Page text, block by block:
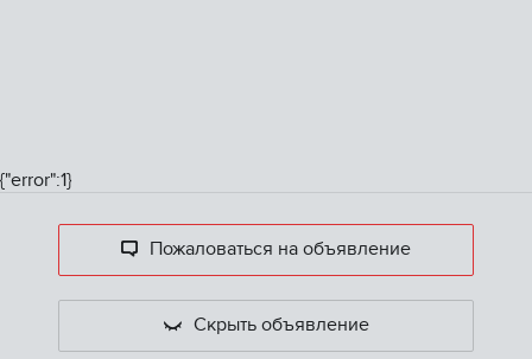
{"error":1}
Пожаловаться на объявление
Скрыть объявление